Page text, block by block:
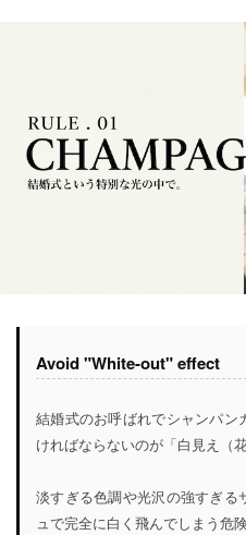
Avoid "White-out" effect
結婚式のお呼ばれでシャンパン
ければならないのが「白見え（
淡すぎる色調や光沢の強すぎる
ュで完全に白く飛んでしまう危